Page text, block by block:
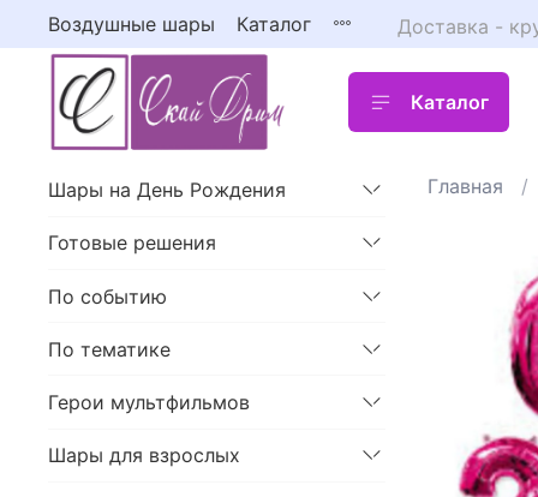
Воздушные шары Каталог Доставка -
Каталог
Главная
Шары на День Рождения
Готовые решения
По событию
По тематике
Герои мультфильмов
Шары для взрослых